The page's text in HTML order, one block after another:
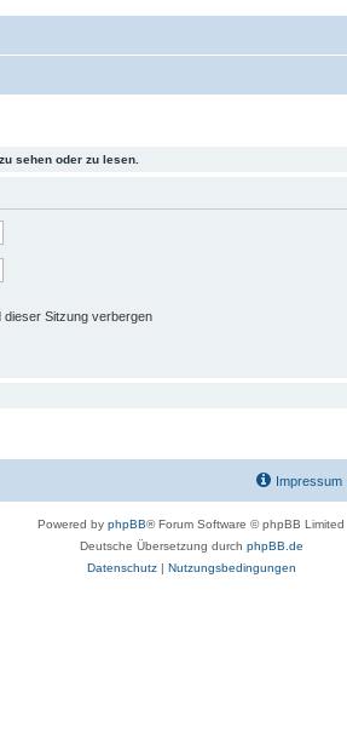
sehen oder zu lesen.
dieser Sitzung verbergen
Impressum
Powered by phpBB® Forum Software © phpBB Limited
Deutsche Übersetzung durch phpBB.de
Datenschutz| Nutzungsbedingungen